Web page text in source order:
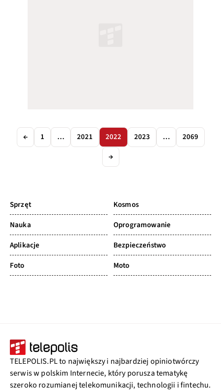
← 1 … 2021 2022 2023 …
2069
→
Sprzęt
Kosmos
Nauka
Oprogramowanie
Aplikacje
Bezpieczeństwo
Foto
Moto
TELEPOLIS.PL to największy i najbardziej opiniotwórczy
serwis w polskim Internecie, który porusza tematykę
szeroko rozumianej telekomunikacji, technologii i fintechu.